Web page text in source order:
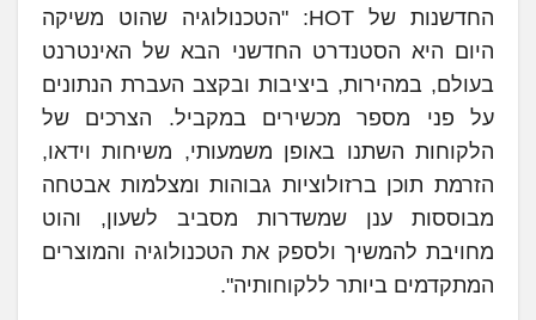
החדשנות של HOT: "הטכנולוגיה שהוט משיקה
היום היא הסטנדרט החדשני הבא של האינטרנט
בעולם, במהירות, ביציבות ובקצב העברת הנתונים
על פני מספר מכשירים במקביל. הצרכים של
הלקוחות השתנו באופן משמעותי, משיחות וידאו,
הזרמת תוכן ברזולוציות גבוהות ומצלמות אבטחה
מבוססות ענן שמשדרות מסביב לשעון, והוט
מחויבת להמשיך ולספק את הטכנולוגיה והמוצרים
המתקדמים ביותר ללקוחותיה".